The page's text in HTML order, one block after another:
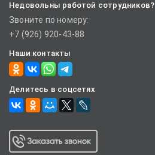
Недовольны работой сотрудников?
Звоните по номеру:
+7 (926) 920-43-88
Наши контакты
Делитесь в соцсетях